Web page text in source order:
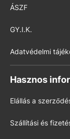
ÁSZF
GY.I.K.
Adatvédelmi
Hasznos
Elállás a
Szállítási és